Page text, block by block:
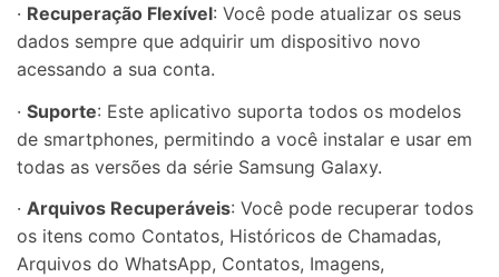
· Recuperação Flexível: Você pode atualizar os seus
dados sempre que adquirir um dispositivo novo
acessando a sua conta.
· Suporte: Este aplicativo suporta todos os modelos
de smartphones, permitindo a você instalar e usar em
todas as versões da série Samsung Galaxy.
· Arquivos Recuperáveis: Você pode recuperar todos
os itens como Contatos, Históricos de Chamadas,
Arquivos do WhatsApp, Contatos, Imagens,